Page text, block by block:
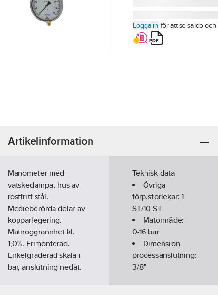
Logga in för att se saldo och
Artikelinformation
Manometer med
vätskedämpat hus av
rostfritt stål.
Medieberörda delar av
kopparlegering.
Mätnoggrannhet kl.
1,0%. Frimonterad.
Enkelgraderad skala i
bar, anslutning nedåt.
Teknisk data
Övriga
förp.storlekar:1
ST/10 ST
Mätområde:
0-16 bar
Dimension
processanslutning:
3/8"